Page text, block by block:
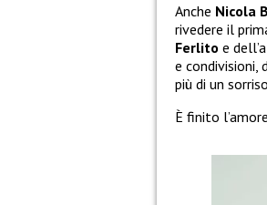
Anche Nicola
rivedere il
Ferlito e
e condivisioni,
più di un
È finito